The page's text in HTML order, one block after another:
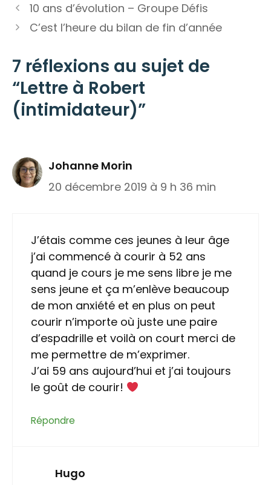
10 ans d’évolution – Groupe Défis
C’est l’heure du bilan de fin d’année
7 réflexions au sujet de
“Lettre à Robert
(intimidateur)”
Johanne Morin
20 décembre 2019 à 9 h 36 min
J’étais comme ces jeunes à leur âge
j’ai commencé à courir à 52 ans
quand je cours je me sens libre je me
sens jeune et ça m’enlève beaucoup
de mon anxiété et en plus on peut
courir n’importe où juste une paire
d’espadrille et voilà on court merci de
me permettre de m’exprimer.
J’ai 59 ans aujourd’hui et j’ai toujours
le goût de courir!
Répondre
Hugo